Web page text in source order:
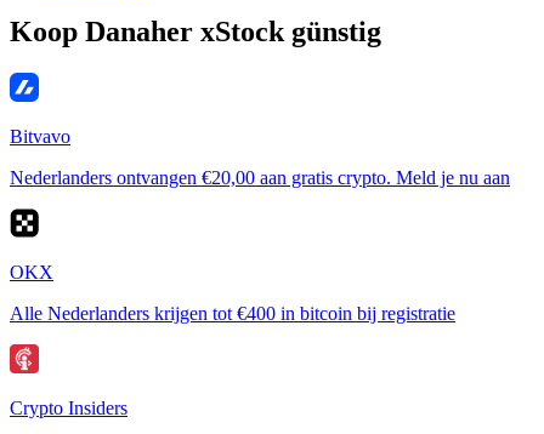
Koop Danaher xStock günstig
Bitvavo
Nederlanders ontvangen €20,00 aan gratis crypto. Meld je nu aan
OKX
Alle Nederlanders krijgen tot €400 in bitcoin bij registratie
Crypto Insiders